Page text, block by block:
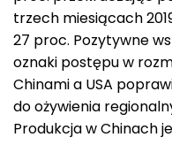
trzech miesiącach
27 proc. Pozytywne
oznaki postępu w
Chinami a USA
do ożywienia
Produkcja w Chinach